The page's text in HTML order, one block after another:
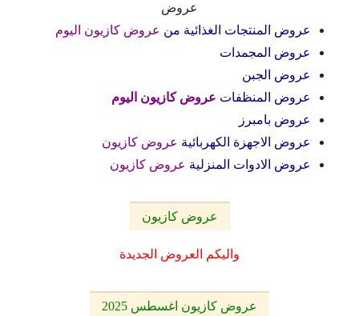
عروض
عروض المنتجات الغذائية من عروض كازيون اليوم
عروض المجمدات
عروض الجبن
عروض المنظفات عروض كازيون اليوم
عروض بامبرز
عروض الاجهزة الكهربائية عروض كازيون
عروض الادوات المنزلية عروض كازيون
عروض كازيون
واليكم العروض الجديدة
عروض كازيون اغسطس 2025